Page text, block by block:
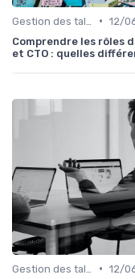
• 12/
Comprendre les rôles
et CTO : quelles
• 12/